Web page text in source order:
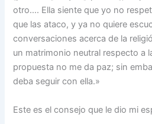
otro…. Ella siente que yo no
que las ataco, y ya no quiere
conversaciones acerca de la
un matrimonio neutral respecto a
propuesta no me da paz; sin
deba seguir con ella.»
Este es el consejo que le dio mi